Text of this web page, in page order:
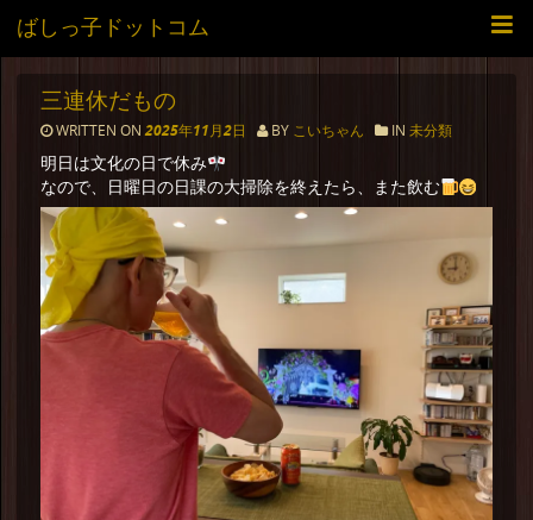
ばしっ子ドットコム
三連休だもの
WRITTEN ON 2025年11月2日 BY こいちゃん IN 未分類
明日は文化の日で休み
なので、日曜日の日課の大掃除を終えたら、また飲む